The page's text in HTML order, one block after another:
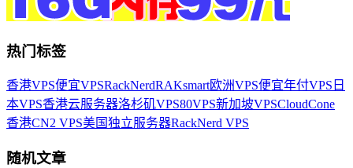
热门标签
香港VPS便宜VPSRackNerdRAKsmart欧洲VPS便宜年付VPS 日
本VPS香港云服务器洛杉矶VPS80VPS新加坡VPSCloudCone
香港CN2 VPS美国独立服务器RackNerd VPS
随机文章